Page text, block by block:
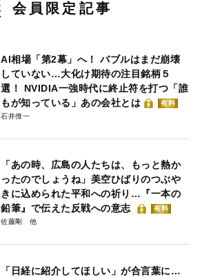
会員限定記事
AI相場「第2幕」へ！ バブルはまだ崩壊
していない…大化け期待の注目銘柄５
選！ NVIDIA一強時代に終止符を打つ「誰
もが知っている」あの会社とは
有料
石井僚一
「あの時、広島の人たちは、もっと熱か
ったのでしょうね」美空ひばりのつぶや
きに込められた平和への祈り…『一本の
鉛筆』で伝えた反戦への意志
有料
佐藤剛
「日経に紹介してほしい」が合言葉に…